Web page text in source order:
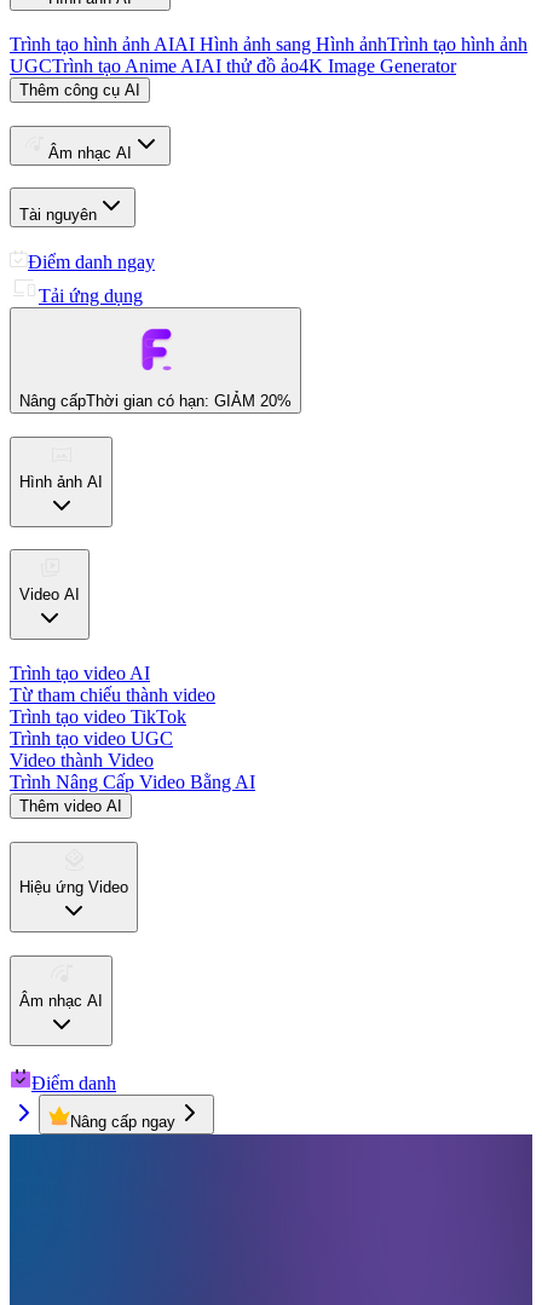
Trình tạo hình ảnh AIAI Hình ảnh sang Hình ảnhTrình tạo hình ảnh
UGCTrình tạo Anime AIAI thử đồ ảo4K Image Generator
Thêm công cụ AI
Âm nhạc AI
Tài nguyên
Điểm danh ngay
Tải ứng dụng
Nâng cấpThời gian có hạn: GIẢM 20%
Hình ảnh AI
Video AI
Trình tạo video AI
Từ tham chiếu thành video
Trình tạo video TikTok
Trình tạo video UGC
Video thành Video
Trình Nâng Cấp Video Bằng AI
Thêm video AI
Hiệu ứng Video
Âm nhạc AI
Điểm danh
Nâng cấp ngay